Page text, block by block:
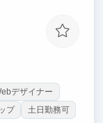
デザイナー
プ
土日勤務可